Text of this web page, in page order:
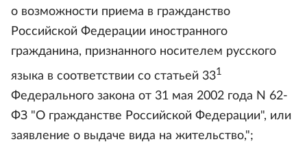
о возможности приема в гражданство
Российской Федерации иностранного
гражданина, признанного носителем русского
языка в соответствии со статьей 331
Федерального закона от 31 мая 2002 года N 62-
ФЗ "О гражданстве Российской Федерации", или
заявление о выдаче вида на жительство,";